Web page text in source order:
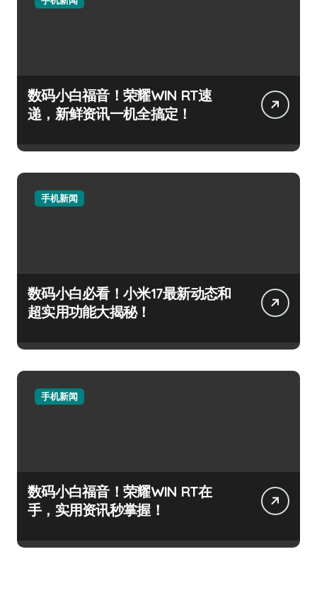
数码小白福音！荣耀WIN RT速
递，新鲜资讯一机全搞定！
手机新闻
数码小白必看！小米17最新动态和
超实用功能大揭秘！
手机新闻
数码小白福音！荣耀WIN RT在
手，实用资讯秒掌握！